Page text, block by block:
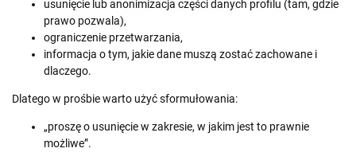
usunięcie lub anonimizacja części danych profilu (tam, gdzie
prawo pozwala),
ograniczenie przetwarzania,
informacja o tym, jakie dane muszą zostać zachowane i
dlaczego.
Dlatego w prośbie warto użyć sformułowania:
„proszę o usunięcie w zakresie, w jakim jest to prawnie
możliwe”.